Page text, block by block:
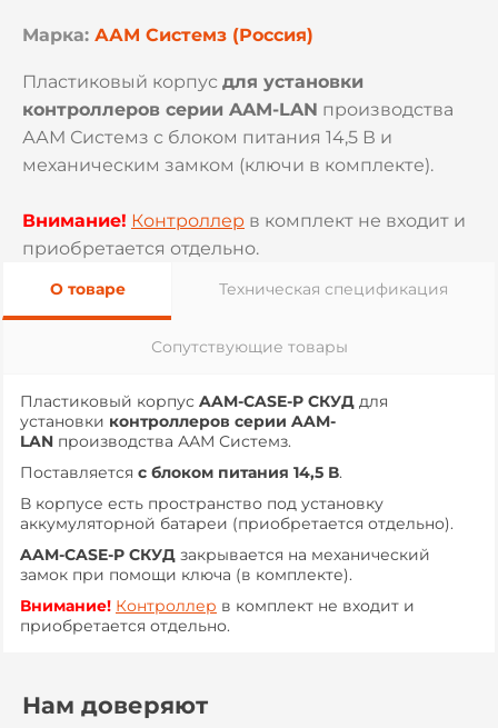
Марка: ААМ Системз (Россия)
Пластиковый корпус для установки
контроллеров серии AAM-LAN производства
ААМ Системз с блоком питания 14,5 В и
механическим замком (ключи в комплекте).
Внимание! Контроллер в комплект не входит и
приобретается отдельно.
О товаре Техническая спецификация
Сопутствующие товары
Пластиковый корпус AAM-CASE-P СКУД для
установки контроллеров серии AAM-
LAN производства ААМ Системз.
Поставляется с блоком питания 14,5 В.
В корпусе есть пространство под установку
аккумуляторной батареи (приобретается отдельно).
AAM-CASE-P СКУД закрывается на механический
замок при помощи ключа (в комплекте).
Внимание! Контроллер в комплект не входит и
приобретается отдельно.
Нам доверяют